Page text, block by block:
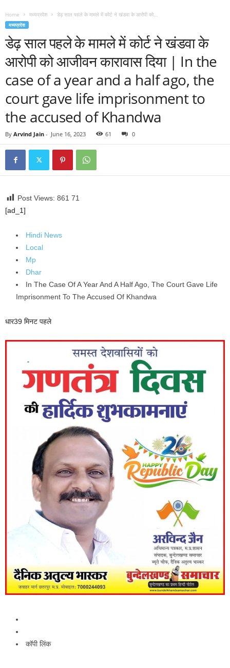
Home मध्यप्रदेश डेढ़ साल पहले के मामले में कोर्ट ने खंडवा के आरोपी को...
मध्यप्रदेश
डेढ़ साल पहले के मामले में कोर्ट ने खंडवा के
आरोपी को आजीवन कारावास दिया | In the
case of a year and a half ago, the
court gave life imprisonment to
the accused of Khandwa
By Arvind Jain - June 16, 2023 61 0
Post Views: 861 71
[ad_1]
Hindi News
Local
Mp
Dhar
In The Case Of A Year And A Half Ago, The Court Gave Life
Imprisonment To The Accused Of Khandwa
धार39 मिनट पहले
कॉपी लिंक